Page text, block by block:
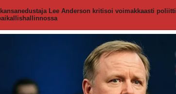
kansanedustaja Lee Anderson kritisoi voimakkaasti